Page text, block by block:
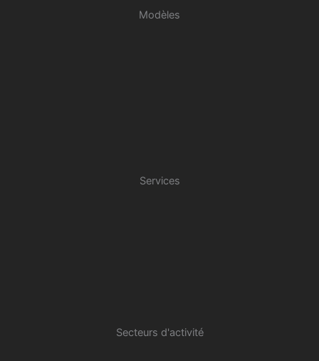
Modèles
Services
Secteurs d'activité